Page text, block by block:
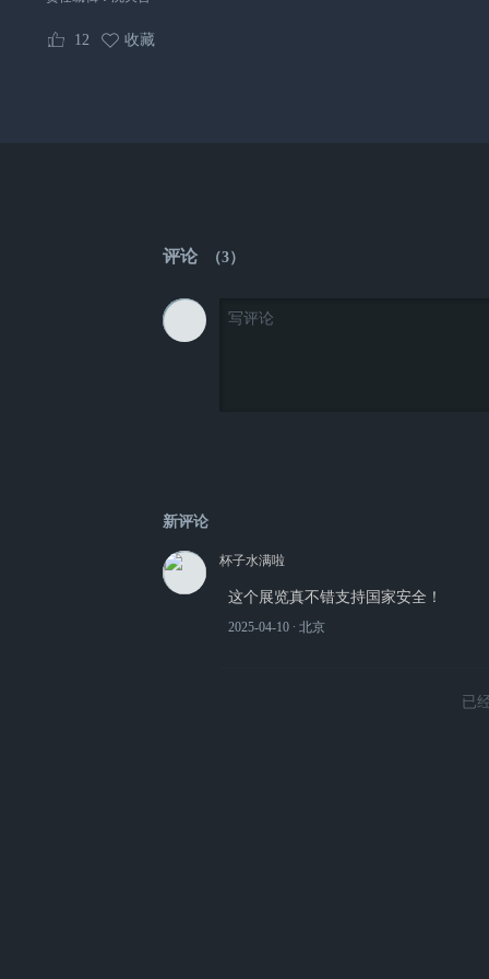
12 收藏
评论 （3）
新评论
杯子水满啦
这个展览真不错支持国家安全！
2025-04-10 ∙ 北京
已